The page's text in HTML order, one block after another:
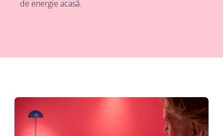
de energie acasă.